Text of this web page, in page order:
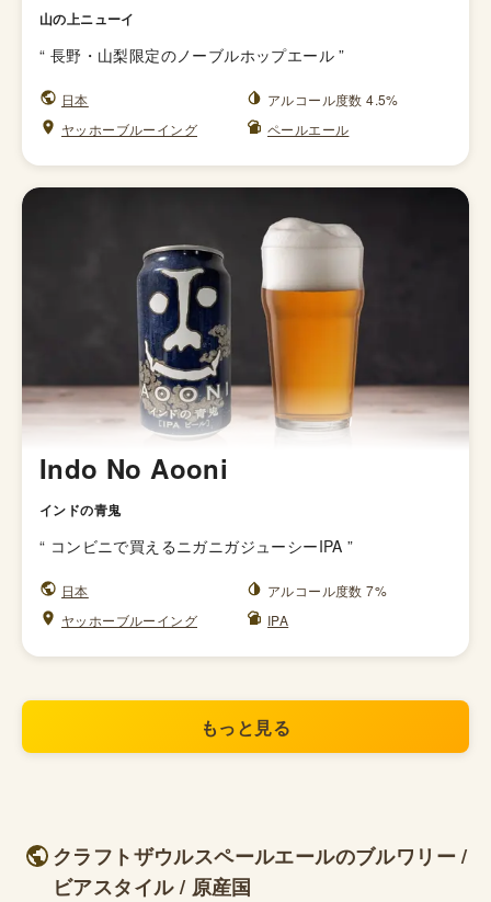
山の上ニューイ
“ 長野・山梨限定のノーブルホップエール ”
日本
アルコール度数 4.5%
ヤッホーブルーイング
ペールエール
Indo No Aooni
インドの青鬼
“ コンビニで買えるニガニガジューシーIPA ”
日本
アルコール度数 7%
ヤッホーブルーイング
IPA
もっと見る
クラフトザウルスペールエールのブルワリー /
ビアスタイル / 原産国